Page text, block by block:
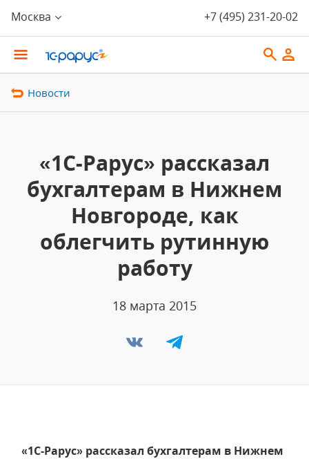
Москва +7 (495) 231-20-02
Новости
«1С-Рарус» рассказал
бухгалтерам в Нижнем
Новгороде, как
облегчить рутинную
работу
18 марта 2015
«1С-Рарус» рассказал бухгалтерам в Нижнем